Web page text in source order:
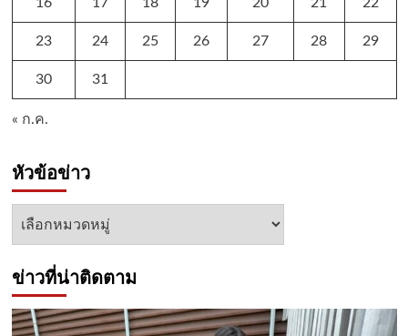
23 24 25 26 27 28 29
30 31
« ก.ค.
หัวข้อข่าว
หัวข้อ
ข่าวที่น่าติดตาม